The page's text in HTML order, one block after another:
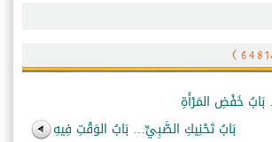
بَابُ خَفْضِ المَرْأَةِ
بَابُ تَحْنِيكِ الصَّبِيِّ… بَابُ الوَقْتِ فِيهِ